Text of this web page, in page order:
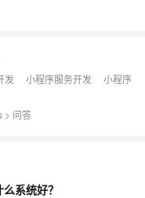
发 小程序服务开发
小程序
> 问答
系统好？